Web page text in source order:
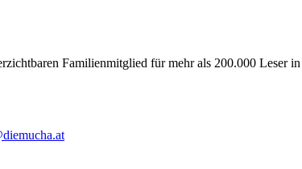
Familienmitglied für mehr als 200.000 Leser